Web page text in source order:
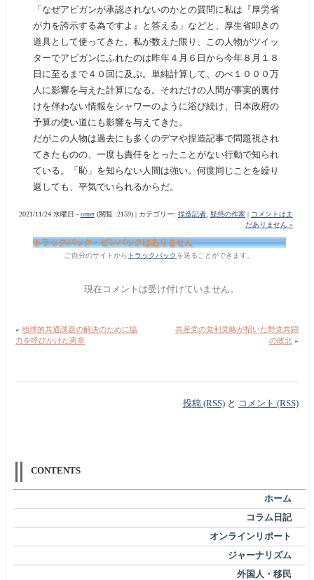
「なぜアビガンが承認されないのかとの質問に私は『厚労省
が力を誇示する為ですよ』と答える」などと、厚生省叩きの
道具として使ってきた。私が数えた限り、この人物がツイッ
ターでアビガンにふれたのは昨年４月６日から今年８月１８
日に至るまで４０回に及ぶ。単純計算して、のべ１０００万
人に影響を与えた計算になる。それだけの人間が事実的裏付
けを伴わない情報をシャワーのように浴び続け、日本政府の
予算の使い道にも影響を与えてきた。
だがこの人物は過去にも多くのデマや捏造記事で問題視され
てきたものの、一度も責任をとったことがない行動で知られ
ている。「恥」を知らない人間は強い。何度同じことを繰り
返しても、平気でいられるからだ。
2021/11/24 水曜日 - orner(閲覧 :2159) | カテゴリー: 捏造記者, 疑惑の作家|
コメントはま
だありません »
トラックバック・ピンバックはありません
ご自分のサイトから トラックバック を送ることができます。
現在コメントは受け付けていません。
«地球的共通課題の解決のために協
力を呼びかけた憲章
共産党の党利党略が招いた野党共闘
の敗北»
投稿 (RSS)と コメント (RSS)
CONTENTS
ホーム
コラム日記
オンラインリポート
ジャーナリズム
外国人・移民